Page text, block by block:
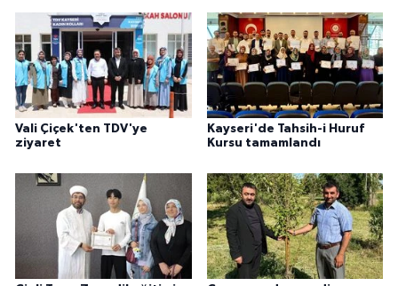
Vali Çiçek'ten TDV'ye
ziyaret
Kayseri'de Tahsih-i Huruf
Kursu tamamlandı
Kayseri Müftülüğü
Kilis Müftülüğü
Kırıkkale Müftülüğü
Kırklareli Müftülüğü
Kırşehir Müftülüğü
Kocaeli Müftülüğü